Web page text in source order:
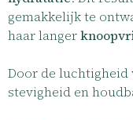
gemakkelijk te
haar langer
Door de luchtigheid
stevigheid en